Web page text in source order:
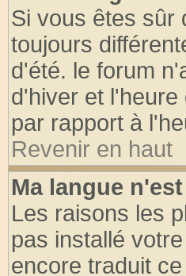
Si vous êtes sûr
toujours
d'été. le forum
d'hiver et
par rapport à
Revenir en haut
Ma langue
Les raisons les
pas installé
encore traduit